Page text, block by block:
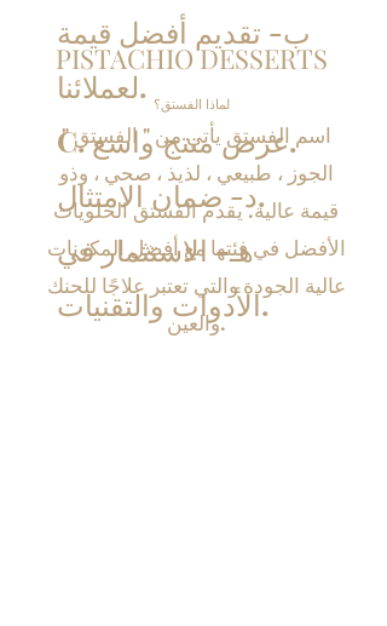
ب- تقديم أفضل قيمة
لعملائنا.
C. عرض منتج واسع.
د- ضمان الامتثال.
هـ- الاستثمار في
الأدوات والتقنيات.
PISTACHIO DESSERTS
لماذا الفستق؟
اسم الفستق يأتي من "الفستق"
الجوز ، طبيعي ، لذيذ ، صحي ، وذو
قيمة عالية.يقدم الفستق الحلويات
الأفضل في فئتها مع أفضل المكونات
عالية الجودة والتي تعتبر علاجًا للحنك
والعين.